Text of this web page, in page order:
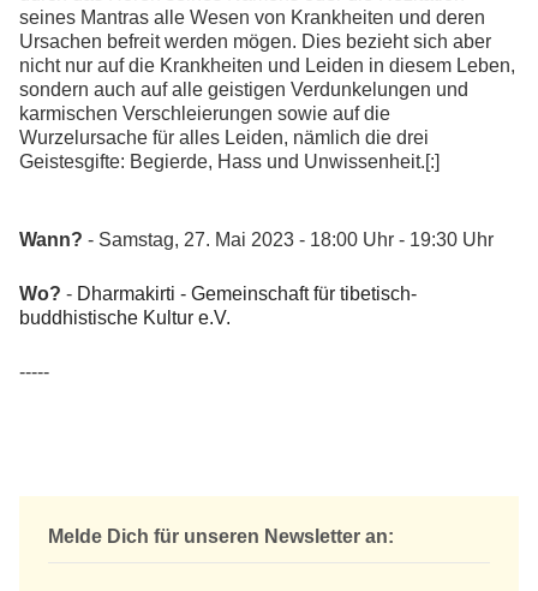
seines Mantras alle Wesen von Krankheiten und deren
Ursachen befreit werden mögen. Dies bezieht sich aber
nicht nur auf die Krankheiten und Leiden in diesem Leben,
sondern auch auf alle geistigen Verdunkelungen und
karmischen Verschleierungen sowie auf die
Wurzelursache für alles Leiden, nämlich die drei
Geistesgifte: Begierde, Hass und Unwissenheit.[:]
Wann? - Samstag, 27. Mai 2023 - 18:00 Uhr - 19:30 Uhr
Wo? - Dharmakirti - Gemeinschaft für tibetisch-
buddhistische Kultur e.V.
-----
Melde Dich für unseren Newsletter an: